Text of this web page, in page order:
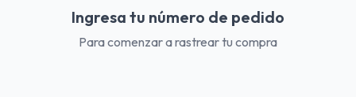
Ingresa tu número de pedido
Para comenzar a rastrear tu compra